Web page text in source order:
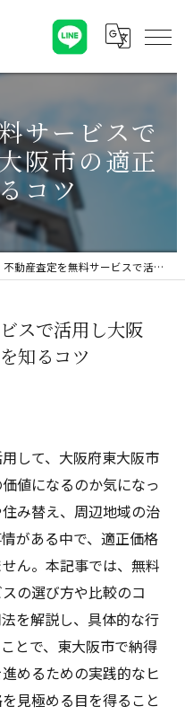
サービスで
阪市の適正
コツ
不動産査定を無料サービスで活用し大阪府東大阪市の適正価格を知るコツ
スで活用し大阪
知るコツ
して、大阪府東大阪市
値になるのか気になっ
み替え、周辺地域の治
がある中で、適正価格
ん。本記事では、無料
の選び方や比較のコ
を解説し、具体的な行
とで、東大阪市で納得
めるための実践的なヒ
見極める目を得ること